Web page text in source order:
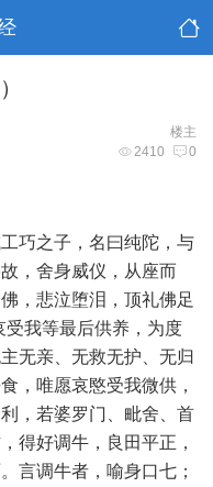
楼主
2410 0
巧之子，名曰纯陀，与
，舍身威仪，从座而
，悲泣堕泪，顶礼佛足
受我等最后供养，为度
无亲、无救无护、无归
，唯愿哀愍受我微供，
，若婆罗门、毗舍、首
得好调牛，良田平正，
言调牛者，喻身口七；